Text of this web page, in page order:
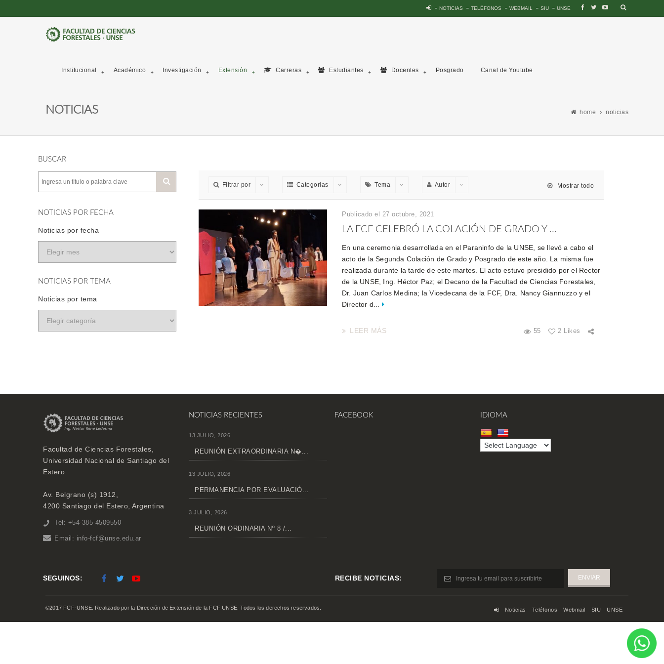
NOTICIAS TELÉFONOS WEBMAIL SIU UNSE
Institucional Académico Investigación Extensión Carreras Estudiantes Docentes Posgrado Canal de Youtube
NOTICIAS home noticias
BUSCAR
NOTICIAS POR FECHA
Noticias por fecha
NOTICIAS POR TEMA
Noticias por tema
Filtrar por Categorias Tema Autor Mostrar todo
Publicado el 27 octubre, 2021
LA FCF CELEBRÓ LA COLACIÓN DE GRADO Y ...
En una ceremonia desarrollada en el Paraninfo de la UNSE, se llevó a cabo el
acto de la Segunda Colación de Grado y Posgrado de este año. La misma fue
realizada durante la tarde de este martes. El acto estuvo presidido por el Rector
de la UNSE, Ing. Héctor Paz; el Decano de la Facultad de Ciencias Forestales,
Dr. Juan Carlos Medina; la Vicedecana de la FCF, Dra. Nancy Giannuzzo y el
Director d...
55 2 Likes
LEER MÁS
Facultad de Ciencias Forestales,
Universidad Nacional de Santiago del
Estero
Av. Belgrano (s) 1912,
4200 Santiago del Estero, Argentina
Tel: +54-385-4509550
Email: info-fcf@unse.edu.ar
NOTICIAS RECIENTES
13 JULIO, 2026
REUNIÓN EXTRAORDINARIA N�...
13 JULIO, 2026
PERMANENCIA POR EVALUACIÓ...
3 JULIO, 2026
REUNIÓN ORDINARIA Nº 8 /...
FACEBOOK IDIOMA
SEGUINOS: RECIBE NOTICIAS:
©2017 FCF-UNSE. Realizado por la Dirección de Extensión de la FCF UNSE. Todos los derechos reservados. Noticias Teléfonos Webmail SIU UNSE